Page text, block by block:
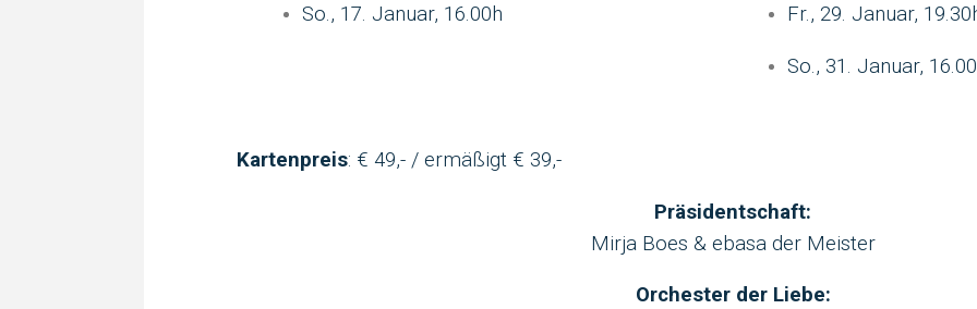
So., 17. Januar, 16.00h Fr., 29. Januar,
So., 31. Januar,
Kartenpreis: € 49,- / ermäßigt € 39,-
Präsidentschaft:
Mirja Boes & ebasa der Meister
Orchester der Liebe: